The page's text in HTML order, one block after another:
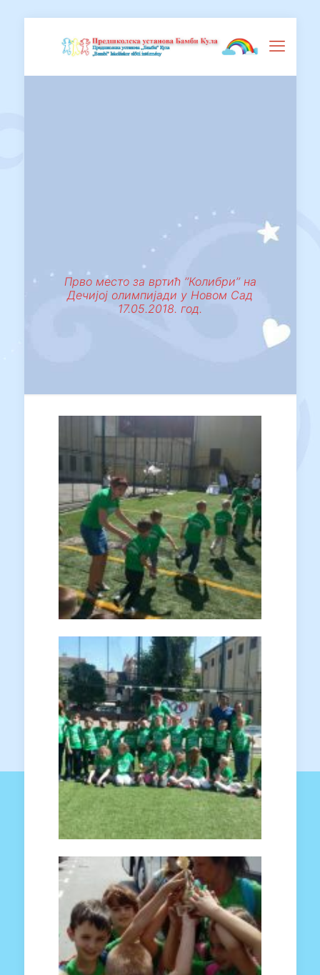
Прво место за вртић ’’Колибри’’ на
Дечијој олимпијади у Новом Сад
17.05.2018. год.